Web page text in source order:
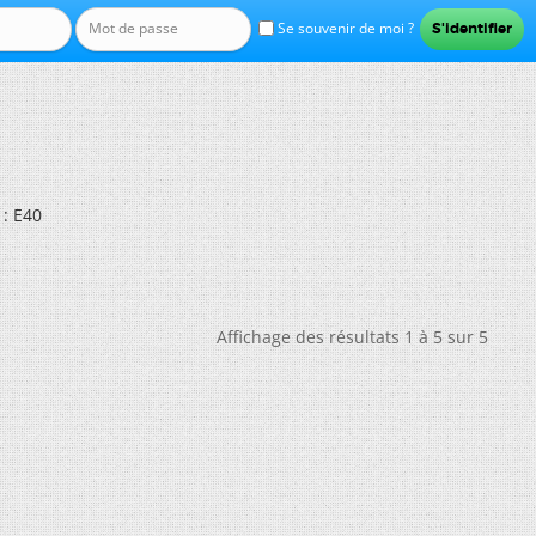
Se souvenir de moi ?
E40
Affichage des résultats 1 à 5 sur 5